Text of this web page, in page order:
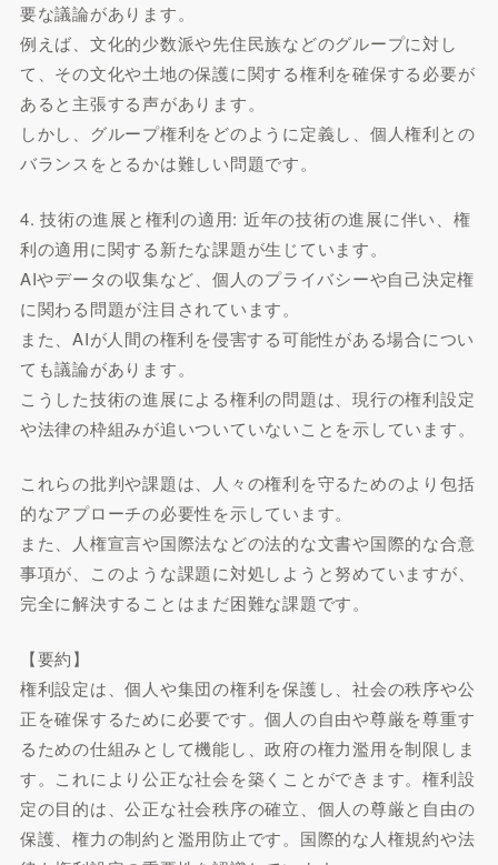
要な議論があります。
例えば、文化的少数派や先住民族などのグループに対し
て、その文化や土地の保護に関する権利を確保する必要が
あると主張する声があります。
しかし、グループ権利をどのように定義し、個人権利との
バランスをとるかは難しい問題です。
4. 技術の進展と権利の適用: 近年の技術の進展に伴い、権
利の適用に関する新たな課題が生じています。
AIやデータの収集など、個人のプライバシーや自己決定権
に関わる問題が注目されています。
また、AIが人間の権利を侵害する可能性がある場合につい
ても議論があります。
こうした技術の進展による権利の問題は、現行の権利設定
や法律の枠組みが追いついていないことを示しています。
これらの批判や課題は、人々の権利を守るためのより包括
的なアプローチの必要性を示しています。
また、人権宣言や国際法などの法的な文書や国際的な合意
事項が、このような課題に対処しようと努めていますが、
完全に解決することはまだ困難な課題です。
【要約】
権利設定は、個人や集団の権利を保護し、社会の秩序や公
正を確保するために必要です。個人の自由や尊厳を尊重す
るための仕組みとして機能し、政府の権力濫用を制限しま
す。これにより公正な社会を築くことができます。権利設
定の目的は、公正な社会秩序の確立、個人の尊厳と自由の
保護、権力の制約と濫用防止です。国際的な人権規約や法